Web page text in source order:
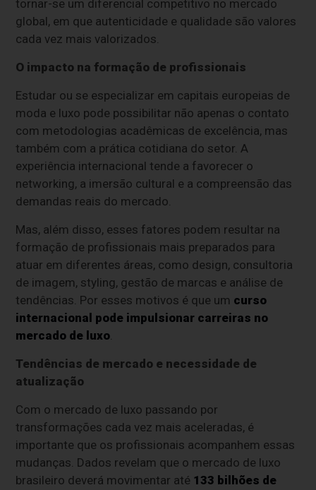
tornar-se um diferencial competitivo no mercado
global, em que autenticidade e qualidade são valores
cada vez mais valorizados.
O impacto na formação de profissionais
Estudar ou se especializar em capitais europeias de
moda e luxo pode possibilitar não apenas o contato
com metodologias acadêmicas de excelência, mas
também com a prática cotidiana do setor. A
experiência internacional tende a favorecer o
networking, a imersão cultural e a compreensão das
demandas reais do mercado.
Mas, além disso, esses fatores podem resultar na
formação de profissionais mais preparados para
atuar em diferentes áreas, como design, consultoria
de imagem, styling, gestão de marcas e análise de
tendências. Por esses motivos é que um curso
internacional pode impulsionar carreiras no
mercado de luxo.
Tendências de mercado e necessidade de
atualização
Com o mercado de luxo passando por
transformações cada vez mais aceleradas, é
importante que os profissionais acompanhem essas
mudanças. Dados revelam que o mercado de luxo
brasileiro deverá movimentar até 133 bilhões de